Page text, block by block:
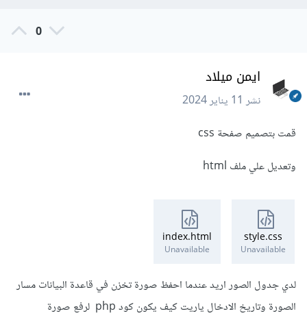
0
ايمن ميلاد
نشر11 يناير 2024
قمت بتصميم صفحة css
وتعديل علي ملف html
style.css
Unavailable
index.html
Unavailable
لدي جدول الصور اريد عندما احفظ صورة تخزن في قاعدة البيانات مسار
الصورة وتاريخ الادخال ياريت كيف يكون كود php لرفع صورة